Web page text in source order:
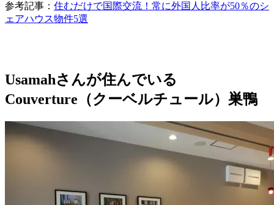
参考記事： 住むだけで国際交流！常に外国人比率が50％のシ
ェアハウス物件5選
Usamahさんが住んでいる
Couverture（クーベルチュール）巣鴨